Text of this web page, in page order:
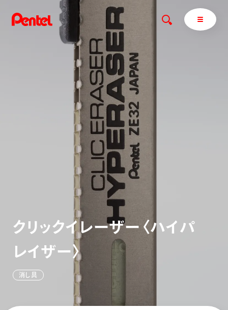
サインペン オレンズ
商品を探す
商品を探すトップ
ボールペン
ペン
マーカー
シャープペン
消し具
ブラッシュ（筆）
画材
その他
ぺんてるについて
ぺんてるについてトップ
メッセージ
採用情報
運営会社
ク リ ックイレーザー 〈ハイ パ
レイザー〉
消 具